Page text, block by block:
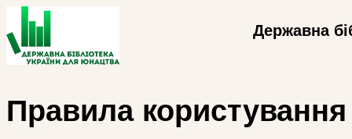
Державна
Правила